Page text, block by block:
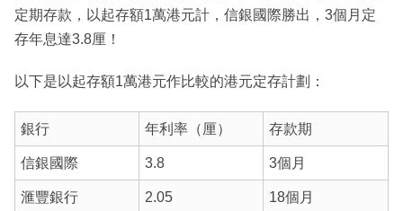
定期存款，以起存額1萬港元計，信銀國際勝出，3個月定
存年息達3.8厘！
以下是以起存額1萬港元作比較的港元定存計劃：
銀行 年利率（厘） 存款期
信銀國際 3.8 3個月
滙豐銀行 2.05 18個月